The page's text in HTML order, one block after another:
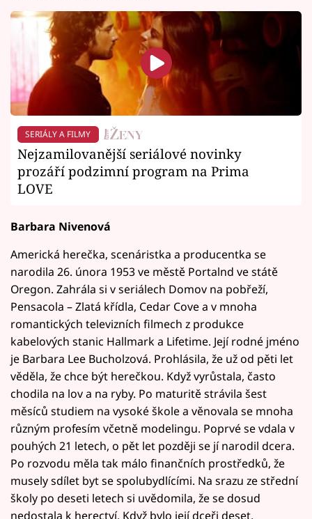
SERIÁLY A FILMY
Nejzamilovanější seriálové novinky
prozáří podzimní program na Prima
LOVE
Barbara Nivenová
Americká herečka, scenáristka a producentka se
narodila 26. února 1953 ve městě Portalnd ve státě
Oregon. Zahrála si v seriálech Domov na pobřeží,
Pensacola – Zlatá křídla, Cedar Cove a v mnoha
romantických televizních filmech z produkce
kabelových stanic Hallmark a Lifetime. Její rodné jméno
je Barbara Lee Bucholzová. Prohlásila, že už od pěti let
věděla, že chce být herečkou. Když vyrůstala, často
chodila na lov a na ryby. Po maturitě strávila šest
měsíců studiem na vysoké škole a věnovala se mnoha
různým profesím včetně modelingu. Poprvé se vdala v
pouhých 21 letech, o pět let později se jí narodil dcera.
Po rozvodu měla tak málo finančních prostředků, že
musely sdílet byt se spolubydlícími. Na srazu ze střední
školy po deseti letech si uvědomila, že se dosud
nedostala k herectví. Když bylo její dceři deset,